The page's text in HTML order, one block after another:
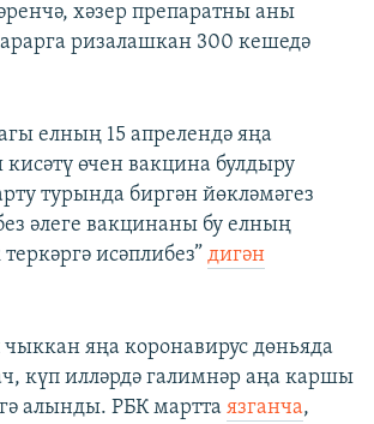
хәзер препаратны аны
ризалашкан 300 кешедә
елның 15 апрелендә яңа
өчен вакцина булдыру
турында биргән йөкләмәгез
әлеге вакцинаны бу елның
исәплибез” дигән
яңа коронавирус дөньяда
күп илләрдә галимнәр аңа каршы
алынды. РБК мартта язганча,